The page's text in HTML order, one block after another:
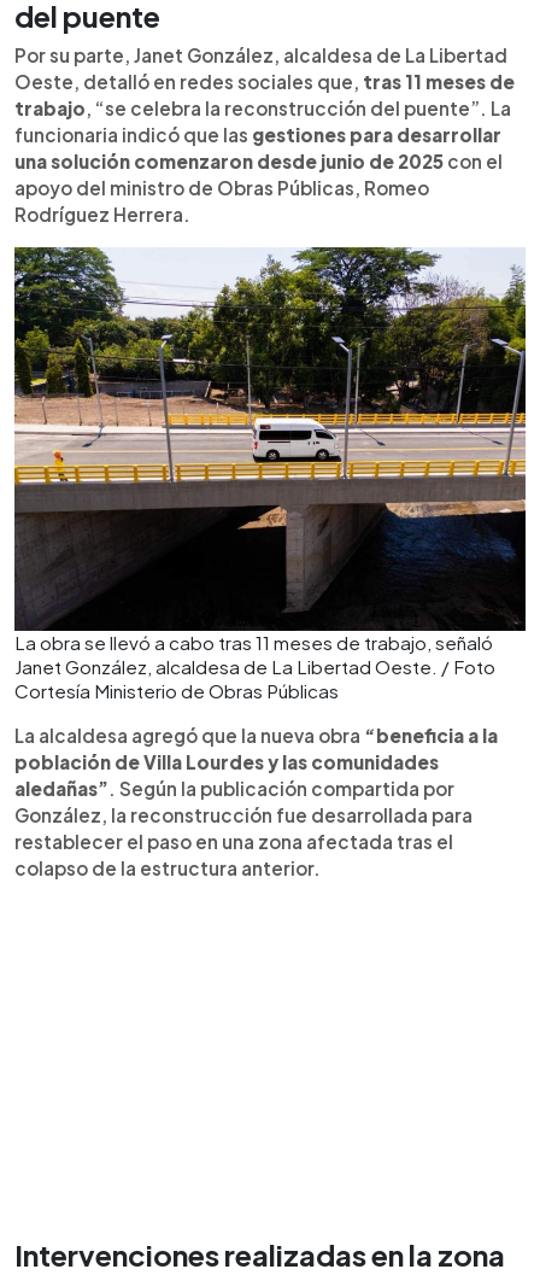
del puente
Por su parte, Janet González, alcaldesa de La Libertad
Oeste, detalló en redes sociales que, tras 11 meses de
trabajo, “se celebra la reconstrucción del puente”. La
funcionaria indicó que las gestiones para desarrollar
una solución comenzaron desde junio de 2025 con el
apoyo del ministro de Obras Públicas, Romeo
Rodríguez Herrera.
La obra se llevó a cabo tras 11 meses de trabajo, señaló
Janet González, alcaldesa de La Libertad Oeste. / Foto
Cortesía Ministerio de Obras Públicas
La alcaldesa agregó que la nueva obra “beneficia a la
población de Villa Lourdes y las comunidades
aledañas”. Según la publicación compartida por
González, la reconstrucción fue desarrollada para
restablecer el paso en una zona afectada tras el
colapso de la estructura anterior.
Intervenciones realizadas en la zona